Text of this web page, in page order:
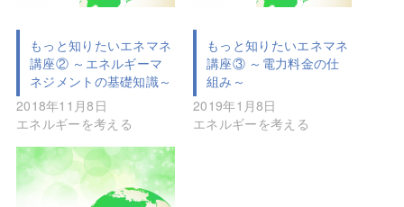
もっと知りたいエネマネ
講座② ～エネルギーマ
ネジメントの基礎知識～
2018年11月8日
エネルギーを考える
もっと知りたいエネマネ
講座③ ～電力料金の仕
組み～
2019年1月8日
エネルギーを考える